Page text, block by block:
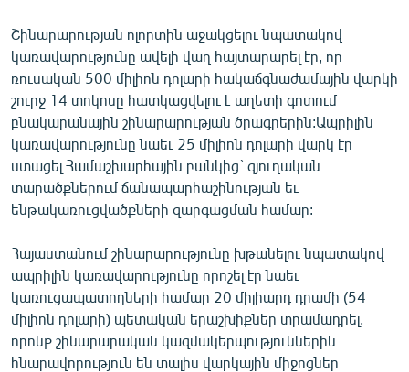
Շինարարության ոլորտին աջակցելու նպատակով
կառավարությունը ավելի վաղ հայտարարել էր, որ
ռուսական 500 միլիոն դոլարի հակաճգնաժամային վարկի
շուրջ 14 տոկոսը հատկացվելու է աղետի գոտում
բնակարանային շինարարության ծրագրերին:Ապրիլին
կառավարությունը նաեւ 25 միլիոն դոլարի վարկ էր
ստացել Համաշխարհային բանկից` գյուղական
տարածքներում ճանապարհաշինության եւ
ենթակառուցվածքների զարգացման համար:
Հայաստանում շինարարությունը խթանելու նպատակով
ապրիլին կառավարությունը որոշել էր նաեւ
կառուցապատողների համար 20 միլիարդ դրամի (54
միլիոն դոլարի) պետական երաշխիքներ տրամադրել,
որոնք շինարարական կազմակերպություններին
հնարավորություն են տալիս վարկային միջոցներ